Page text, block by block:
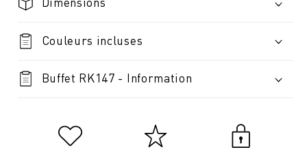
Couleurs incluses
Buffet RK147 - Information